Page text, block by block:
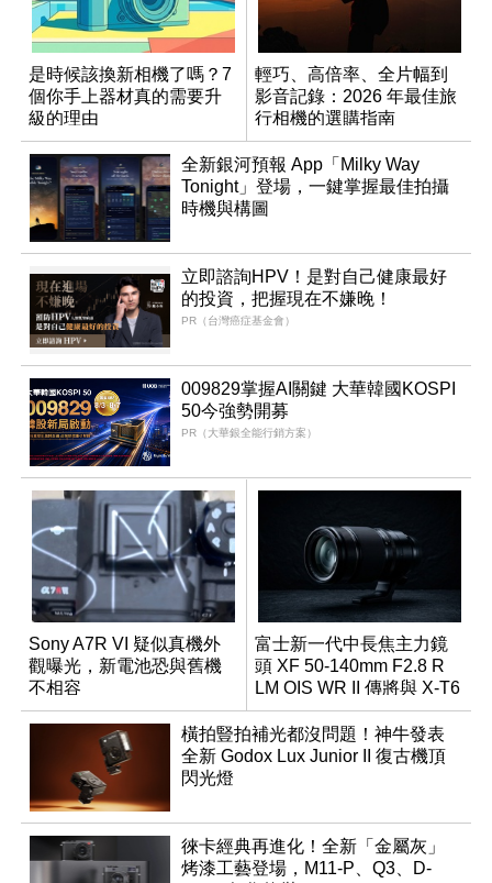
是時候該換新相機了嗎？7
個你手上器材真的需要升
級的理由
輕巧、高倍率、全片幅到
影音記錄：2026 年最佳旅
行相機的選購指南
全新銀河預報 App「Milky Way
Tonight」登場，一鍵掌握最佳拍攝
時機與構圖
立即諮詢HPV！是對自己健康最好
的投資，把握現在不嫌晚！
PR（台灣癌症基金會）
009829掌握AI關鍵 大華韓國KOSPI
50今強勢開募
PR（大華銀全能行銷方案）
Sony A7R VI 疑似真機外
觀曝光，新電池恐與舊機
不相容
富士新一代中長焦主力鏡
頭 XF 50-140mm F2.8 R
LM OIS WR II 傳將與 X-T6
同步亮相
橫拍豎拍補光都沒問題！神牛發表
全新 Godox Lux Junior II 復古機頂
閃光燈
徠卡經典再進化！全新「金屬灰」
烤漆工藝登場，M11-P、Q3、D-